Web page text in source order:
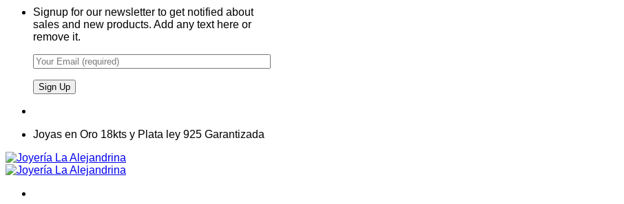
Signup for our newsletter to get notified about
sales and new products. Add any text here or
remove it.
Joyas en Oro 18kts y Plata ley 925 Garantizada